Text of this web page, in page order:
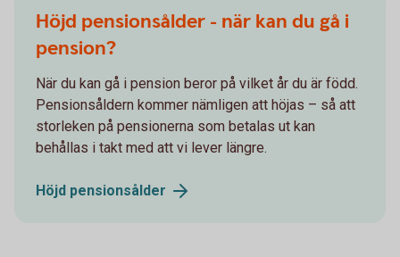
Höjd pensionsålder - när kan du gå i
pension?
När du kan gå i pension beror på vilket år du är född.
Pensionsåldern kommer nämligen att höjas – så att
storleken på pensionerna som betalas ut kan
behållas i takt med att vi lever längre.
Höjd pensionsålder